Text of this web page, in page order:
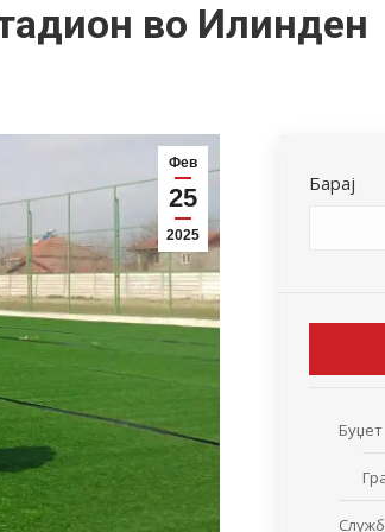
во Илинден
Фев
25
2025
Барај
Буџет